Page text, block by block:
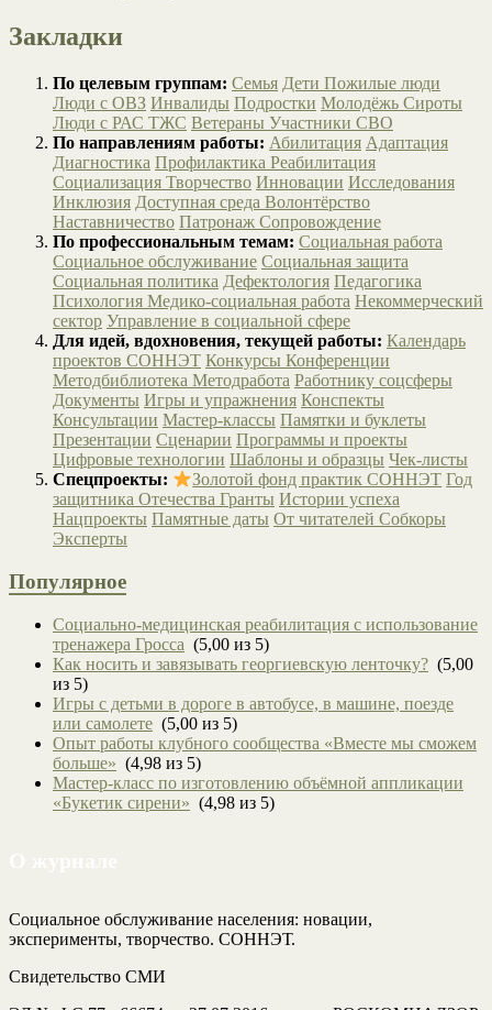
Закладки
По целевым группам: Семья Дети Пожилые люди
Люди с ОВЗ Инвалиды Подростки Молодёжь Сироты
Люди с РАС ТЖС Ветераны Участники СВО
По направлениям работы: Абилитация Адаптация
Диагностика Профилактика Реабилитация
Социализация Творчество Инновации Исследования
Инклюзия Доступная среда Волонтёрство
Наставничество Патронаж Сопровождение
По профессиональным темам: Социальная работа
Социальное обслуживание Социальная защита
Социальная политика Дефектология Педагогика
Психология Медико-социальная работа Некоммерческий
сектор Управление в социальной сфере
Для идей, вдохновения, текущей работы: Календарь
проектов СОННЭТ Конкурсы Конференции
Методбиблиотека Методработа Работнику соцсферы
Документы Игры и упражнения Конспекты
Консультации Мастер-классы Памятки и буклеты
Презентации Сценарии Программы и проекты
Цифровые технологии Шаблоны и образцы Чек-листы
Спецпроекты:
Золотой фонд практик СОННЭТ Год
защитника Отечества Гранты Истории успеха
Нацпроекты Памятные даты От читателей Собкоры
Эксперты
Популярное
Социально-медицинская реабилитация с использование
тренажера Гросса (5,00 из 5)
Как носить и завязывать георгиевскую ленточку? (5,00
из 5)
Игры с детьми в дороге в автобусе, в машине, поезде
или самолете (5,00 из 5)
Опыт работы клубного сообщества «Вместе мы сможем
больше» (4,98 из 5)
Мастер-класс по изготовлению объёмной аппликации
«Букетик сирени» (4,98 из 5)
Социальное обслуживание населения: новации,
эксперименты, творчество. СОННЭТ.
Свидетельство СМИ